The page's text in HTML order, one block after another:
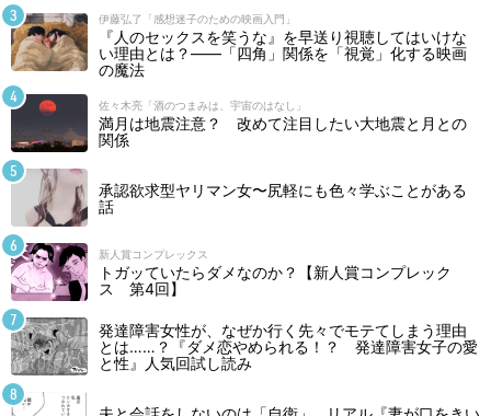
伊藤弘了「感想迷子のための映画入門」
『人のセックスを笑うな』を早送り視聴してはいけな
い理由とは？――「四角」関係を「視覚」化する映画
の魔法
佐々木亮「酒のつまみは、宇宙のはなし」
満月は地震注意？ 改めて注目したい大地震と月との
関係
承認欲求型ヤリマン女〜尻軽にも色々学ぶことがある
話
新人賞コンプレックス
トガッていたらダメなのか？【新人賞コンプレック
ス 第4回】
発達障害女性が、なぜか行く先々でモテてしまう理由
とは……？『ダメ恋やめられる！？ 発達障害女子の愛
と性』人気回試し読み